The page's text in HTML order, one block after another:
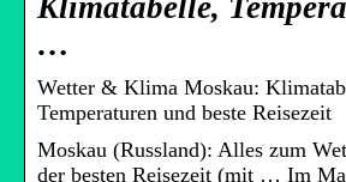
Klimatabelle,
…
Wetter & Klima Moskau:
Temperaturen und beste Reisezeit
Moskau (Russland): Alles zum
der besten Reisezeit (mit … Im